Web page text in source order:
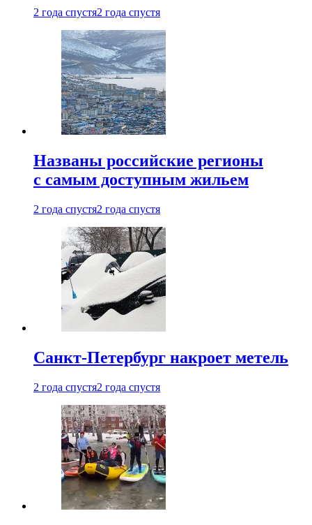
2 года спустя2 года спустя
Названы российские регионы
с самым доступным жильем
2 года спустя2 года спустя
Санкт-Петербург накроет метель
2 года спустя2 года спустя